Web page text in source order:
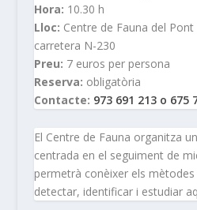
Hora: 10.30 h
Lloc: Centre de Fauna del
carretera N-230
Preu: 7 euros per persona
Reserva: obligatòria
Contacte: 973 691 213 o 675
El Centre de Fauna organitza
centrada en el seguiment de
permetrà conèixer els mètodes
detectar, identificar i estudiar